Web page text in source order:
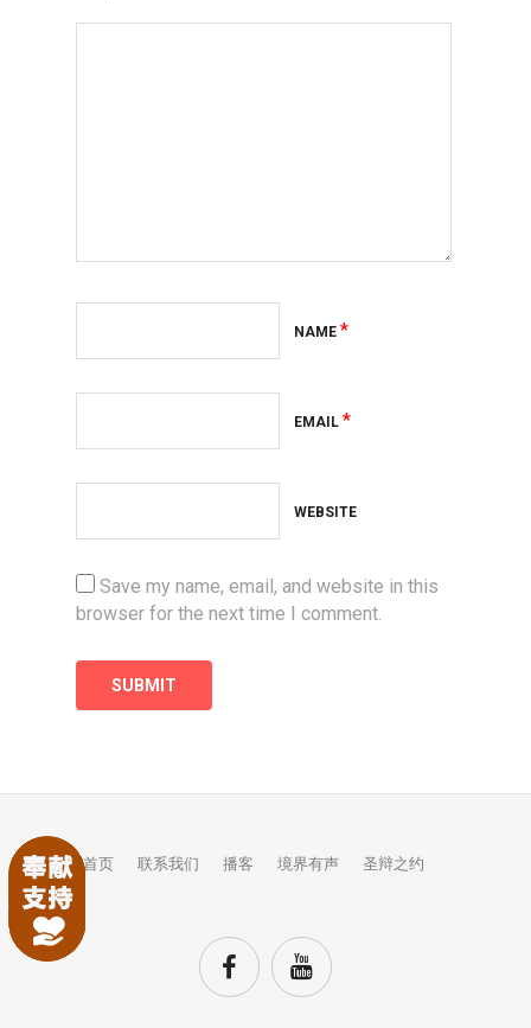
NAME *
EMAIL *
WEBSITE
Save my name, email, and website in this
browser for the next time I comment.
首页 联系我们 播客 境界有声 圣辩之约